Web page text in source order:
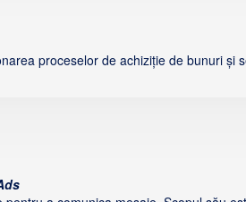
proceselor de achiziție de bunuri și